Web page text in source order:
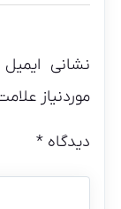
نشانی
موردنیاز
دیدگاه*